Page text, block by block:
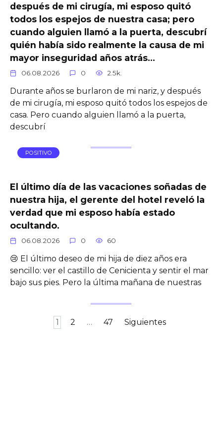
después de mi cirugía, mi esposo quitó
todos los espejos de nuestra casa; pero
cuando alguien llamó a la puerta, descubrí
quién había sido realmente la causa de mi
mayor inseguridad años atrás…
06.08.2026 0 2.5k.
Durante años se burlaron de mi nariz, y después
de mi cirugía, mi esposo quitó todos los espejos de
casa. Pero cuando alguien llamó a la puerta,
descubrí
POSITIVO
El último día de las vacaciones soñadas de
nuestra hija, el gerente del hotel reveló la
verdad que mi esposo había estado
ocultando.
06.08.2026 0 60
😢 El último deseo de mi hija de diez años era
sencillo: ver el castillo de Cenicienta y sentir el mar
bajo sus pies. Pero la última mañana de nuestras
1 2 … 47 Siguientes